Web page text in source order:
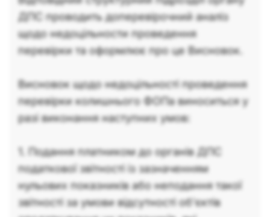
ДПС проводить доперевірочний аналіз
щодо недоцільности проведення
перевірки та оформлює про це Висновок.
Висновок щодо недоцільності проведення
перевірки колишнього ФОПа виноситься у
разі виконання наступних умов:
1. Подання платником до органів ДПС
податкової звітності із зазначенням
нульових показників або неподання такої
звітності за умови відсутності об’єктів